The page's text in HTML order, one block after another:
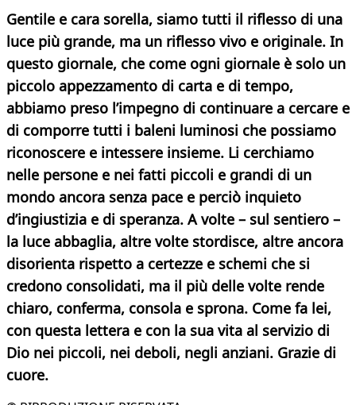
Gentile e cara sorella, siamo tutti il riflesso di una
luce più grande, ma un riflesso vivo e originale. In
questo giornale, che come ogni giornale è solo un
piccolo appezzamento di carta e di tempo,
abbiamo preso l’impegno di continuare a cercare e
di comporre tutti i baleni luminosi che possiamo
riconoscere e intessere insieme. Li cerchiamo
nelle persone e nei fatti piccoli e grandi di un
mondo ancora senza pace e perciò inquieto
d’ingiustizia e di speranza. A volte – sul sentiero –
la luce abbaglia, altre volte stordisce, altre ancora
disorienta rispetto a certezze e schemi che si
credono consolidati, ma il più delle volte rende
chiaro, conferma, consola e sprona. Come fa lei,
con questa lettera e con la sua vita al servizio di
Dio nei piccoli, nei deboli, negli anziani. Grazie di
cuore.